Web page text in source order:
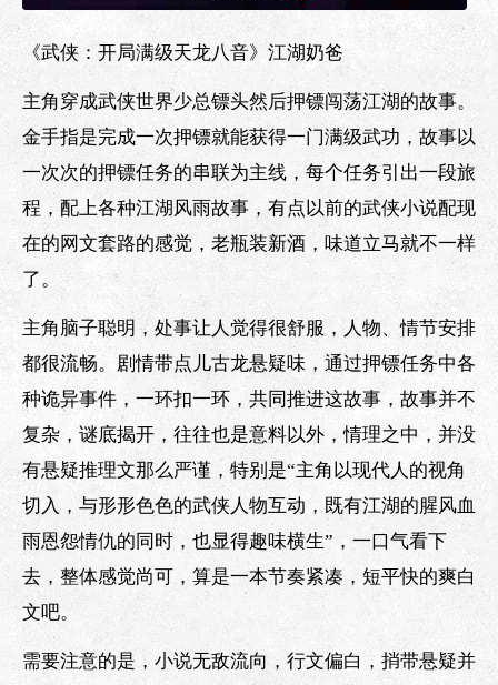
《武侠：开局满级天龙八音》江湖奶爸
主角穿成武侠世界少总镖头然后押镖闯荡江湖的故事。
金手指是完成一次押镖就能获得一门满级武功，故事以
一次次的押镖任务的串联为主线，每个任务引出一段旅
程，配上各种江湖风雨故事，有点以前的武侠小说配现
在的网文套路的感觉，老瓶装新酒，味道立马就不一样
了。
主角脑子聪明，处事让人觉得很舒服，人物、情节安排
都很流畅。剧情带点儿古龙悬疑味，通过押镖任务中各
种诡异事件，一环扣一环，共同推进这故事，故事并不
复杂，谜底揭开，往往也是意料以外，情理之中，并没
有悬疑推理文那么严谨，特别是“主角以现代人的视角
切入，与形形色色的武侠人物互动，既有江湖的腥风血
雨恩怨情仇的同时，也显得趣味横生”，一口气看下
去，整体感觉尚可，算是一本节奏紧凑，短平快的爽白
文吧。
需要注意的是，小说无敌流向，行文偏白，捎带悬疑并